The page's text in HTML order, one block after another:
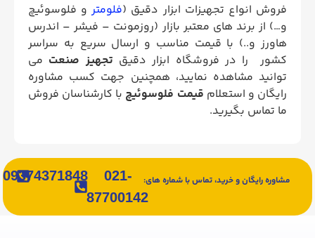
فروش انواع تجهیزات ابزار دقیق (فلومترو فلوسوئیچ
و…) از برند های معتبر بازار (روزمونت – فیشر – اندرس
هاورز و..) با قیمت مناسب و ارسال سریع به سراسر
کشور را در فروشگاه ابزار دقیق تجهیز صنعت می
توانید مشاهده نمایید، همچنین جهت کسب مشاوره
رایگان و استعلام قیمت فلوسوئیچ با کارشناسان فروش
ما تماس بگیرید.
مشاوره رایگان و خرید، تماس با شماره های:
021-
87700142
09374371848